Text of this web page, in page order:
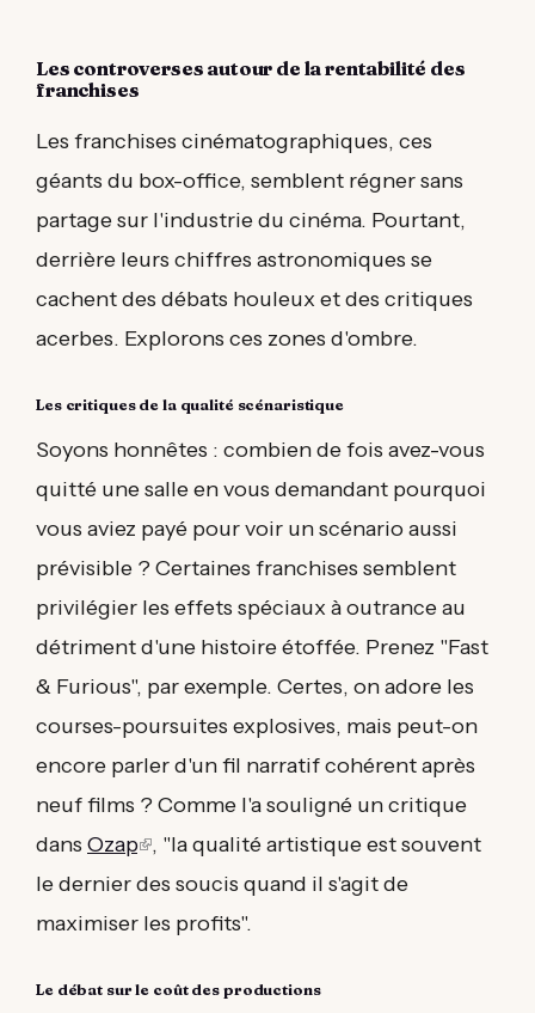
Les controverses autour de la rentabilité des
franchises
Les franchises cinématographiques, ces
géants du box-office, semblent régner sans
partage sur l'industrie du cinéma. Pourtant,
derrière leurs chiffres astronomiques se
cachent des débats houleux et des critiques
acerbes. Explorons ces zones d'ombre.
Les critiques de la qualité scénaristique
Soyons honnêtes : combien de fois avez-vous
quitté une salle en vous demandant pourquoi
vous aviez payé pour voir un scénario aussi
prévisible ? Certaines franchises semblent
privilégier les effets spéciaux à outrance au
détriment d'une histoire étoffée. Prenez "Fast
& Furious", par exemple. Certes, on adore les
courses-poursuites explosives, mais peut-on
encore parler d'un fil narratif cohérent après
neuf films ? Comme l'a souligné un critique
dans Ozap(link
is
external)
, "la qualité artistique est souvent
le dernier des soucis quand il s'agit de
maximiser les profits".
Le débat sur le coût des productions